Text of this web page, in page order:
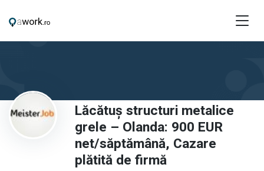
Lăcătuș structuri metalice
grele – Olanda: 900 EUR
net/săptămână, Cazare
plătită de firmă